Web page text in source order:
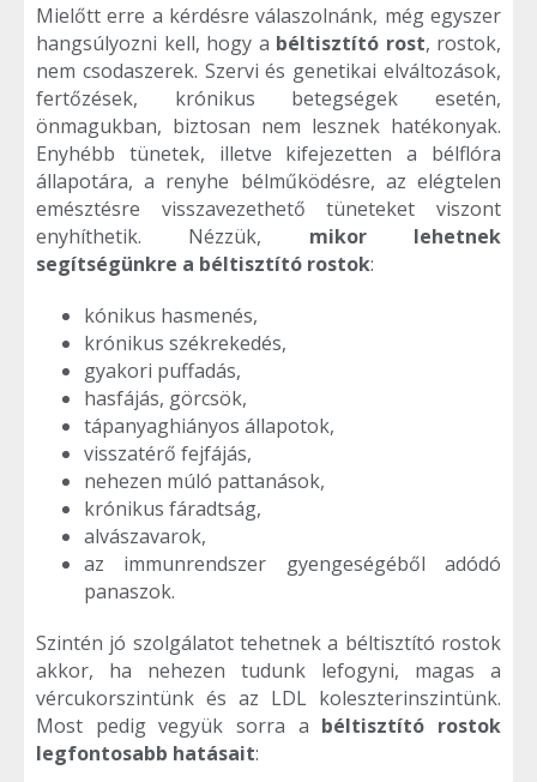
Mielőtt erre a kérdésre válaszolnánk, még egyszer
hangsúlyozni kell, hogy a béltisztító rost, rostok,
nem csodaszerek. Szervi és genetikai elváltozások,
fertőzések, krónikus betegségek esetén,
önmagukban, biztosan nem lesznek hatékonyak.
Enyhébb tünetek, illetve kifejezetten a bélflóra
állapotára, a renyhe bélműködésre, az elégtelen
emésztésre visszavezethető tüneteket viszont
enyhíthetik. Nézzük, mikor lehetnek
segítségünkre a béltisztító rostok:
kónikus hasmenés,
krónikus székrekedés,
gyakori puffadás,
hasfájás, görcsök,
tápanyaghiányos állapotok,
visszatérő fejfájás,
nehezen múló pattanások,
krónikus fáradtság,
alvászavarok,
az immunrendszer gyengeségéből adódó
panaszok.
Szintén jó szolgálatot tehetnek a béltisztító rostok
akkor, ha nehezen tudunk lefogyni, magas a
vércukorszintünk és az LDL koleszterinszintünk.
Most pedig vegyük sorra a béltisztító rostok
legfontosabb hatásait: